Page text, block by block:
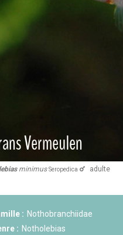
KCF ÎLE DE
27 sep 2026 KCF
minimus Seropedica adulte
: Nothobranchiidae
: Notholebias